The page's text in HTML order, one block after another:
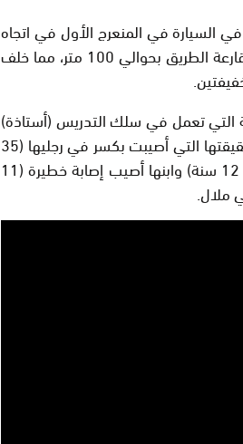
السيارة في المنعرج الأول في اتجاه
أيت اعتاب لتزيغ بها عن الطريق وتتدحرج إلى الأسفل بعيدا عن قارعة الطريق بحوالي 100 متر، مما خلف
الجريدة كانت تقل 5 أفراد: السائقة التي تعمل في سلك التدريس (أستاذة)
في عقدها الثالث والتي أصيبت بجروح خفيفة، مرفوقة بأسرة شقيقتها التي أصيبت بكسر في رجليها (35
سنة) وزوجها المتوفي (37 سنة)، وابنتها أصيبت بجروح خفيفة ( 12 سنة) وابنها أصيب إصابة خطيرة (11
ملال.